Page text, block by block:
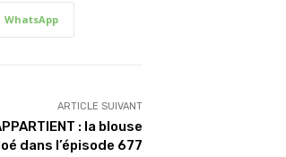
WhatsApp
ARTICLE SUIVANT
: la blouse
dans l’épisode 677